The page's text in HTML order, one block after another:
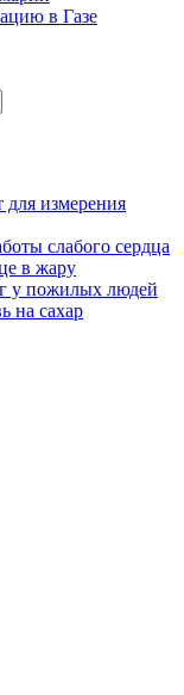
в Газе
для измерения
слабого сердца
в жару
у пожилых людей
на сахар